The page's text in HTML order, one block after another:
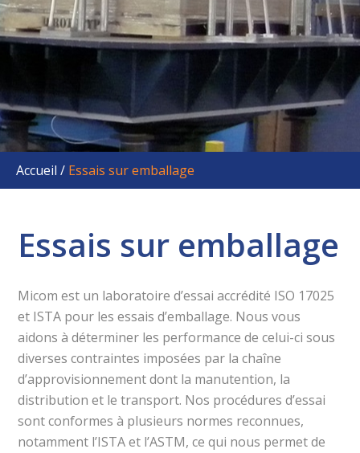
Accueil / Essais sur emballage
Essais sur emballage
Micom est un laboratoire d’essai accrédité ISO 17025
et ISTA pour les essais d’emballage. Nous vous
aidons à déterminer les performance de celui-ci sous
diverses contraintes imposées par la chaîne
d’approvisionnement dont la manutention, la
distribution et le transport. Nos procédures d’essai
sont conformes à plusieurs normes reconnues,
notamment l’ISTA et l’ASTM, ce qui nous permet de